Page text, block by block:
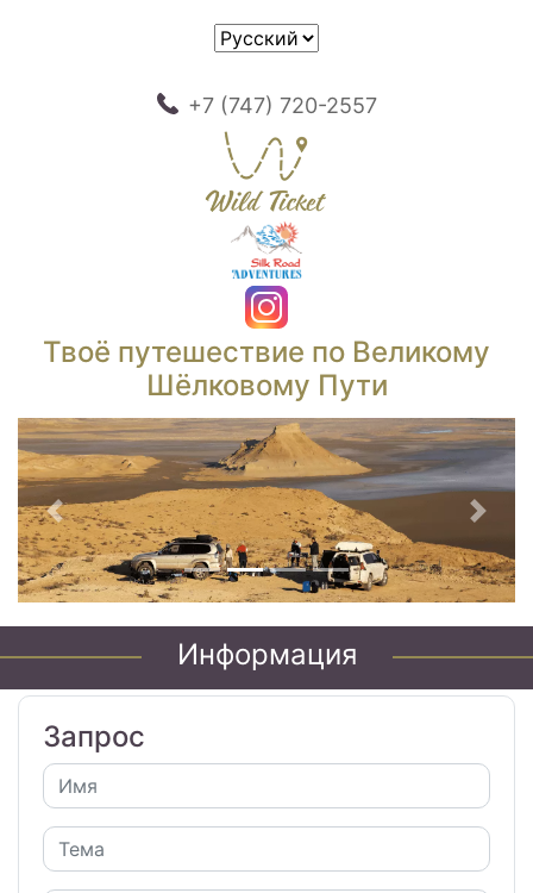
+7 (747) 720-2557
Твоё путешествие по Великому
Шёлковому Пути
Предыдущий
Информация
Запрос